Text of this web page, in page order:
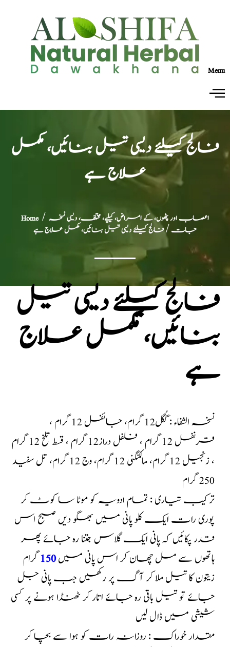
Menu
فالج کیلئے دیسی تیل بنائیں، مکمل
علاج ہے
Home/ اعصاب اور پٹھوں، کے امراض، کیلیے، مختلف، دیسی نسخہ
جات / فالج کیلئے دیسی تیل بنائیں، مکمل علاج ہے
فالج کیلئے دیسی تیل
بنائیں، مکمل علاج
ہے
نسخہ الشفاء : گُگل12 گرام، جائفل 12 گرام ،
قرنفل 12 گرام ، فلفل دراز12 گرام ، قسط تلخ 12 گرام
، زنجیل 12 گرام، مالکنگنی 12 گرام، وج 12 گرام، تل سفید
250 گرام
ترکیب تیاری : تمام ادویہ کو موٹا سا کوٹ کر
پوری رات ایک کلو پانی میں بھگو دیں صبح اس
قدر پکائیں کہ پانی ایک گلاس جتنا رہ جائے پھر
ہاتھوں سے مل چھان کر اس پانی میں150 گرام
زیتون کا تیل ملا کر آگ پر رکھیں جب پانی جل
جائے تو تیل باقی رہ جائے اتار کر ٹھنڈا ہونے پر کسی
شیشی میں ڈال لیں
مقدار خوراک : روزانہ رات کو ہوا سے بچا کر